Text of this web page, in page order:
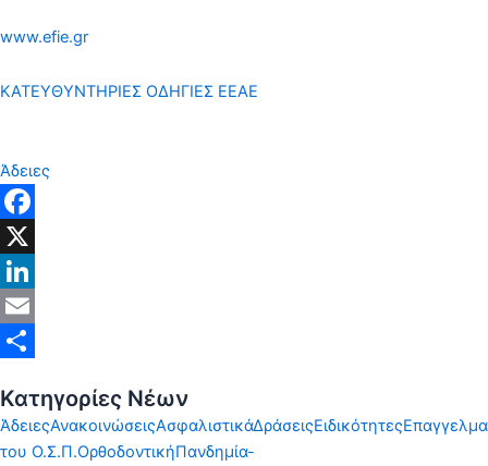
www.efie.gr
ΚΑΤΕΥΘΥΝΤΗΡΙΕΣ ΟΔΗΓΙΕΣ ΕΕΑΕ
Άδειες
Facebook
X
LinkedIn
Email
Κατηγορίες Νέων
ΆδειεςΑνακοινώσειςΑσφαλιστικάΔράσειςΕιδικότητες
του Ο.Σ.Π.ΟρθοδοντικήΠανδημία-